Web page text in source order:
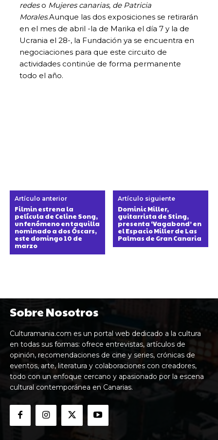
redeso Mujeres canarias, de Patricia
Morales.Aunque las dos exposiciones se retirarán
en el mes de abril -la de Marika el día 7 y la de
Ucrania el 28-, la Fundación ya se encuentra en
negociaciones para que este circuito de
actividades continúe de forma permanente
todo el año.
Artículo anterior
Filmin estrena la
película de Celine Song,
un fenómeno en taquilla
nominado a dos Óscars,
este domingo 10 de
marzo
Artículo siguiente
Dominic Miller,
guitarrista de Sting,
presenta ‘Vagabond’ en
el Espacio Miller de Las
Palmas de Gran Canaria
Sobre Nosotros
Culturamania.com es un portal web dedicado a la cultura
en todas sus formas: ofrece entrevistas, artículos de
opinión, recomendaciones de cine y series, crónicas de
eventos, arte, literatura y colaboraciones con creadores,
todo con un enfoque cercano y apasionado por la escena
cultural contemporánea en Canarias.